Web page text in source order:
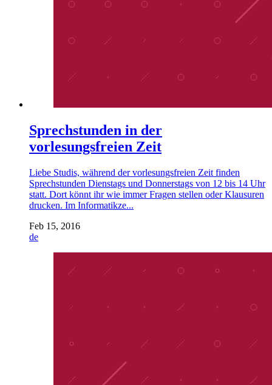
Sprechstunden in der
vorlesungsfreien Zeit
Liebe Studis, während der vorlesungsfreien Zeit finden
Sprechstunden Dienstags und Donnerstags von 12 bis 14 Uhr
statt. Dort könnt ihr wie immer Fragen stellen oder Klausuren
drucken. Im Informatikze...
Feb 15, 2016
de